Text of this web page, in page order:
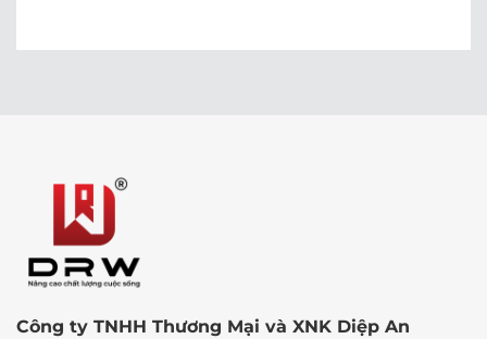
Công ty TNHH Thương Mại và XNK Diệp An